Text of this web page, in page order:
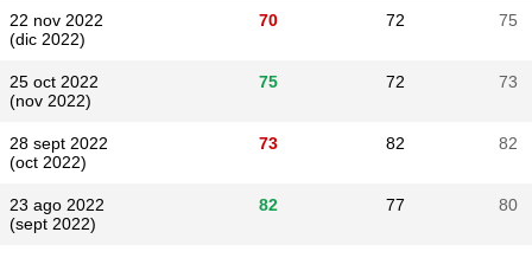
22 nov 2022
(dic 2022)
70 72 75
25 oct 2022
(nov 2022)
75 72 73
28 sept 2022
(oct 2022)
73 82 82
23 ago 2022
(sept 2022)
82 77 80